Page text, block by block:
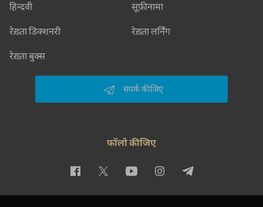
हिन्दवी सूफ़ीनामा
रेख़्ता डिक्शनरी रेख़्ता लर्निंग
रेख़्ता बुक्स
संपर्क कीजिए
फॉलो कीजिए